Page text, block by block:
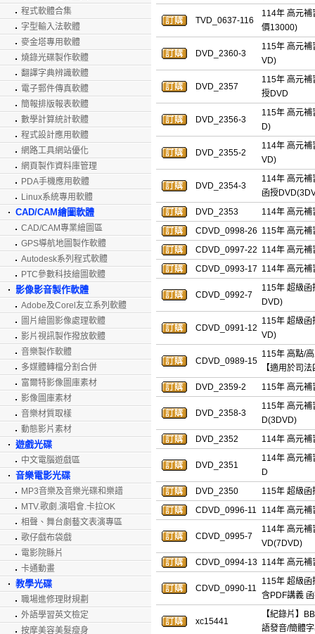
程式軟體合集
字型輸入法軟體
麥金塔專用軟體
燒錄光碟製作軟體
翻譯字典辨識軟體
電子郵件傳真軟體
簡報排版報表軟體
數學計算統計軟體
程式設計應用軟體
網路工具網站優化
網頁製作資料庫管理
PDA手機應用軟體
Linux系統專用軟體
CAD/CAM繪圖軟體
CAD/CAM專業繪圖區
GPS導航地圖製作軟體
Autodesk系列程式軟體
PTC參數科技繪圖軟體
影像影音製作軟體
Adobe及Corel友立系列軟體
圖片繪圖影像處理軟體
影片視訊製作撥放軟體
音樂製作軟體
多媒體轉檔分割合併
富爾特影像圖庫素材
影像圖庫素材
音樂材質取樣
動態影片素材
遊戲光碟
中文電腦遊戲區
音樂電影光碟
MP3音樂及音樂光碟和樂譜
MTV.歌劇.演唱會.卡拉OK
相聲、舞台劇藝文表演專區
歌仔戲布袋戲
電影院縣片
卡通動畫
教學光碟
職場進修理財規劃
外語學習英文檢定
按摩美容美髮瘦身
TVD_0637-116
114年 高元補
價13000)
DVD_2360-3
115年 高元補
VD)
DVD_2357
115年 高元補
授DVD
DVD_2356-3
115年 高元補
D)
DVD_2355-2
114年 高元補
VD)
DVD_2354-3
114年 高元補
函授
DVD_2353
114年 高元補
CDVD_0998-26 115年 高元
CDVD_0997-22 114年 高元
CDVD_0993-17 114年 高元
CDVD_0992-7
115年 超級函
DVD)
CDVD_0991-12
115年 超級函
VD)
CDVD_0989-15
115年 高點/
【適用於司
DVD_2359-2
115年 高元補
DVD_2358-3
115年 高元補
D(3DVD)
DVD_2352
114年 高元補
DVD_2351
114年 高元補
D
DVD_2350
115年 超級函
CDVD_0996-11
114年 高元補
CDVD_0995-7
114年 高元補
VD(7DVD)
CDVD_0994-13 114年 高元
CDVD_0990-11
115年 超級函
含PDF講義
xc15441
【紀錄片】
語發音/簡體